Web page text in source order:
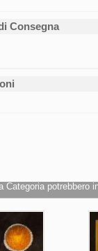
Consegna
Categoria potrebbero